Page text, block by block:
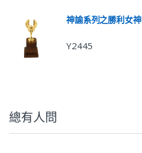
神諭系列之勝利女神
Y2445
總有人問